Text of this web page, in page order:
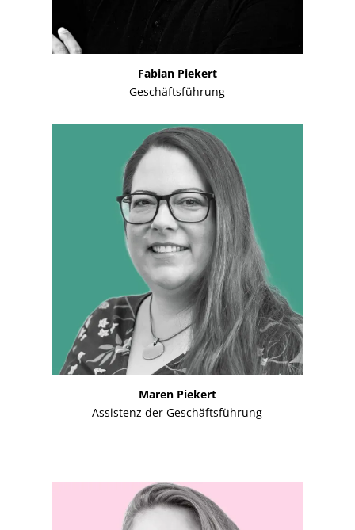
Fabian Piekert
Geschäftsführung
Maren Piekert
Assistenz der Geschäftsführung